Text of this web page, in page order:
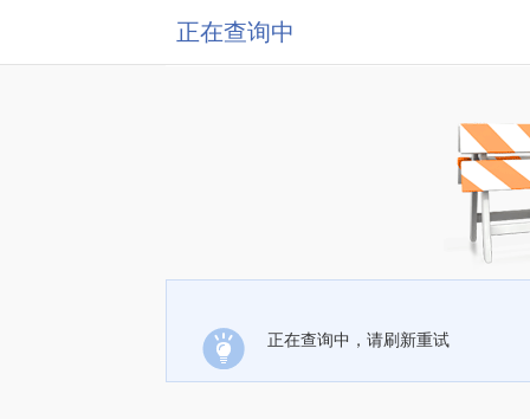
正在查询中
正在查询中，请刷新重试